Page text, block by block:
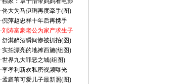
·佟大为马伊琍再度牵手(图)
·倪萍赵忠祥十年后再携手
·刘涛富豪老公为家产求生子
·舒淇醉酒瞬间惨被抓拍(图)
·实拍漂亮的地摊西施(组图)
·世界九大罪恶之城(组图)
·李孝利新欢私密视频曝光
·孟庭苇可爱儿子最新照(图)